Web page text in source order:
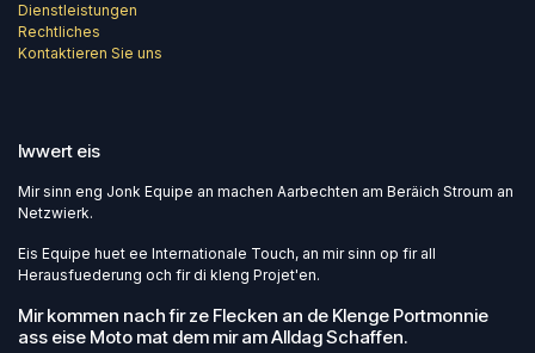
Dienstleistungen
Rechtliches
Kontaktieren Sie uns
Iwwert eis
Mir sinn eng Jonk Equipe an machen Aarbechten am Beräich Stroum an
Netzwierk.
Eis Equipe huet ee Internationale Touch, an mir sinn op fir all
Herausfuederung och fir di kleng Projet'en.
Mir kommen nach fir ze Flecken an de Klenge Portmonnie
ass eise Moto mat dem mir am Alldag Schaffen.